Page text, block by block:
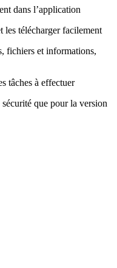
dans l’application
les télécharger facilement
fichiers et informations,
tâches à effectuer
que pour la version